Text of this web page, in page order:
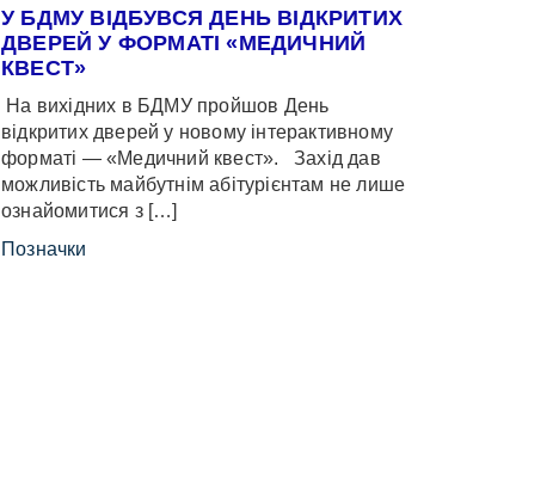
У БДМУ ВІДБУВСЯ ДЕНЬ ВІДКРИТИХ
ДВЕРЕЙ У ФОРМАТІ «МЕДИЧНИЙ
КВЕСТ»
На вихідних в БДМУ пройшов День
відкритих дверей у новому інтерактивному
форматі — «Медичний квест». Захід дав
можливість майбутнім абітурієнтам не лише
ознайомитися з […]
Позначки